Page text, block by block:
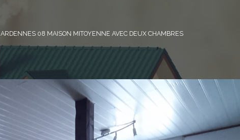
ARDENNES 08 MAISON MITOYENNE AVEC DEUX CHAMBRES